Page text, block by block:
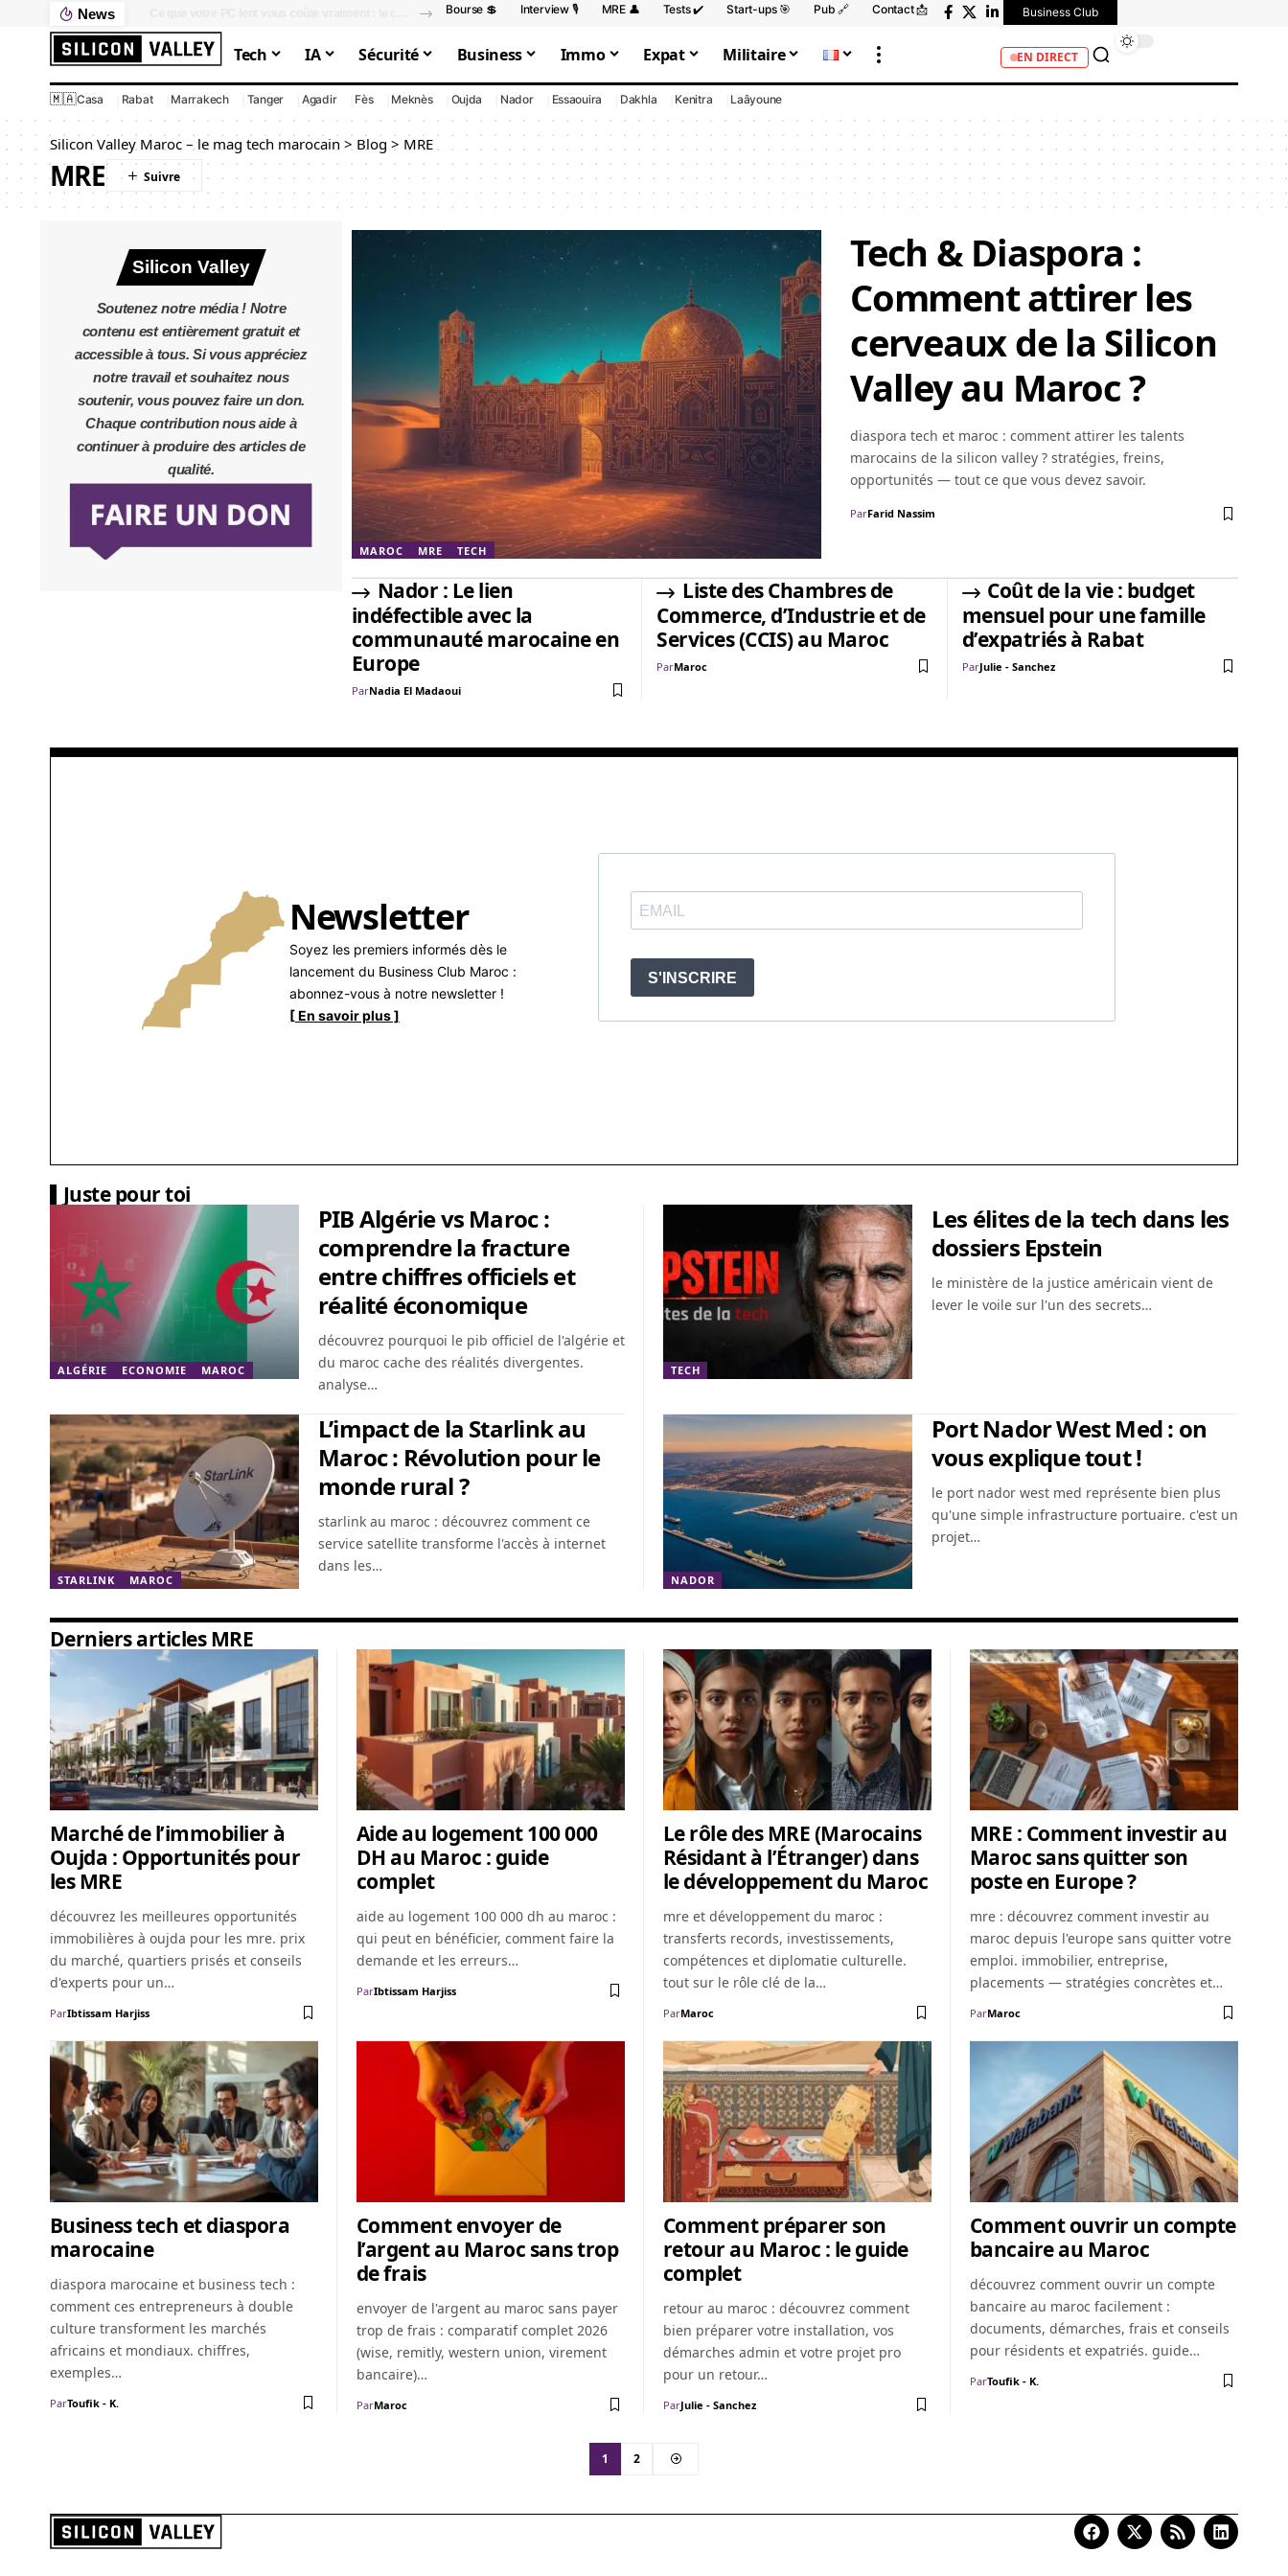
News Bourse 💲 Interview 🎙️ MRE 👤 Tests ✔️ Start-ups 🎯 Pub 🔗 Contact 📩 Business Club
Tech IA Sécurité Business Immo Expat Militaire EN DIRECT
🇲🇦Casa Rabat Marrakech Tanger Agadir Fès Meknès Oujda Nador Essaouira Dakhla Kenitra Laâyoune
Silicon Valley Maroc – le mag tech marocain > Blog > MRE
MRE
MAROC MRE TECH
Tech & Diaspora :
Comment attirer les
cerveaux de la Silicon
Valley au Maroc ?
diaspora tech et maroc : comment attirer les talents
marocains de la silicon valley ? stratégies, freins,
opportunités — tout ce que vous devez savoir.
ParFarid Nassim
Nador : Le lien
indéfectible avec la
communauté marocaine en
Europe
ParNadia El Madaoui
Liste des Chambres de
Commerce, d’Industrie et de
Services (CCIS) au Maroc
ParMaroc
Coût de la vie : budget
mensuel pour une famille
d’expatriés à Rabat
ParJulie - Sanchez
Silicon Valley
Soutenez notre média ! Notre
contenu est entièrement gratuit et
accessible à tous. Si vous appréciez
notre travail et souhaitez nous
soutenir, vous pouvez faire un don.
Chaque contribution nous aide à
continuer à produire des articles de
qualité.
Newsletter
Soyez les premiers informés dès le
lancement du Business Club Maroc :
abonnez-vous à notre newsletter !
[ En savoir plus ]
Juste pour toi
ALGÉRIE ECONOMIE MAROC
PIB Algérie vs Maroc :
comprendre la fracture
entre chiffres officiels et
réalité économique
découvrez pourquoi le pib officiel de l'algérie et
du maroc cache des réalités divergentes.
analyse…
TECH
Les élites de la tech dans les
dossiers Epstein
le ministère de la justice américain vient de
lever le voile sur l'un des secrets…
STARLINK MAROC
L’impact de la Starlink au
Maroc : Révolution pour le
monde rural ?
starlink au maroc : découvrez comment ce
service satellite transforme l'accès à internet
dans les…
NADOR
Port Nador West Med : on
vous explique tout !
le port nador west med représente bien plus
qu'une simple infrastructure portuaire. c'est un
projet…
Derniers articles MRE
Marché de l’immobilier à
Oujda : Opportunités pour
les MRE
découvrez les meilleures opportunités
immobilières à oujda pour les mre. prix
du marché, quartiers prisés et conseils
d'experts pour un…
ParIbtissam Harjiss
Aide au logement 100 000
DH au Maroc : guide
complet
aide au logement 100 000 dh au maroc :
qui peut en bénéficier, comment faire la
demande et les erreurs…
ParIbtissam Harjiss
Le rôle des MRE (Marocains
Résidant à l’Étranger) dans
le développement du Maroc
mre et développement du maroc :
transferts records, investissements,
compétences et diplomatie culturelle.
tout sur le rôle clé de la…
ParMaroc
MRE : Comment investir au
Maroc sans quitter son
poste en Europe ?
mre : découvrez comment investir au
maroc depuis l'europe sans quitter votre
emploi. immobilier, entreprise,
placements — stratégies concrètes et…
ParMaroc
Business tech et diaspora
marocaine
diaspora marocaine et business tech :
comment ces entrepreneurs à double
culture transforment les marchés
africains et mondiaux. chiffres,
exemples…
ParToufik - K.
Comment envoyer de
l’argent au Maroc sans trop
de frais
envoyer de l'argent au maroc sans payer
trop de frais : comparatif complet 2026
(wise, remitly, western union, virement
bancaire)…
ParMaroc
Comment préparer son
retour au Maroc : le guide
complet
retour au maroc : découvrez comment
bien préparer votre installation, vos
démarches admin et votre projet pro
pour un retour…
ParJulie - Sanchez
Comment ouvrir un compte
bancaire au Maroc
découvrez comment ouvrir un compte
bancaire au maroc facilement :
documents, démarches, frais et conseils
pour résidents et expatriés. guide…
ParToufik - K.
1 2